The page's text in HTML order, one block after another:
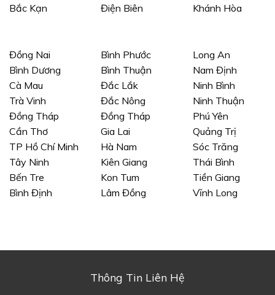
Bắc Kạn
Điện Biên
Khánh Hòa
Đồng Nai
Bình Dương
Cà Mau
Trà Vinh
Đồng Tháp
Cần Thơ
TP Hồ Chí Minh
Tây Ninh
Bến Tre
Bình Định
Bình Phước
Bình Thuận
Đắc Lắk
Đắc Nông
Đồng Tháp
Gia Lai
Hà Nam
Kiên Giang
Kon Tum
Lâm Đồng
Long An
Nam Định
Ninh Bình
Ninh Thuận
Phú Yên
Quảng Trị
Sóc Trăng
Thái Bình
Tiền Giang
Vĩnh Long
Thông Tin Liên Hệ